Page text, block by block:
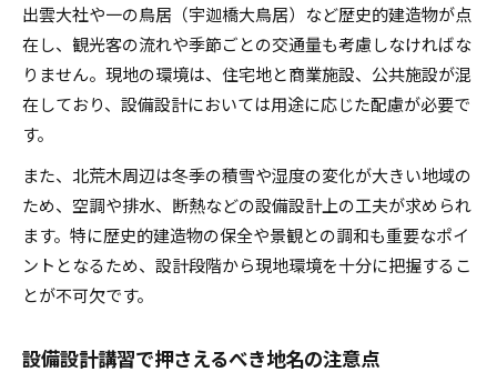
出雲大社や北荒木の読み方を設備設計で理解す
る
修理免や北荒木を正確に把握するコツ
設備設計講習で使える修理免と北荒木の読み方
設備設計資料で間違えやすい地名の見分け方
修理免の由来と設備設計に活かす知識
北荒木の正しい表記と設備設計の連携ポイント
設備設計の現場で求められる地名理解力
設備設計で防ぐ地名の表記ゆれと記載ミス
出雲大社や一の鳥居（宇迦橋大鳥居）など歴史的建造物が点
在し、観光客の流れや季節ごとの交通量も考慮しなければな
りません。現地の環境は、住宅地と商業施設、公共施設が混
在しており、設備設計においては用途に応じた配慮が必要で
す。
また、北荒木周辺は冬季の積雪や湿度の変化が大きい地域の
ため、空調や排水、断熱などの設備設計上の工夫が求められ
ます。特に歴史的建造物の保全や景観との調和も重要なポイ
ントとなるため、設計段階から現地環境を十分に把握するこ
とが不可欠です。
設備設計講習で押さえるべき地名の注意点